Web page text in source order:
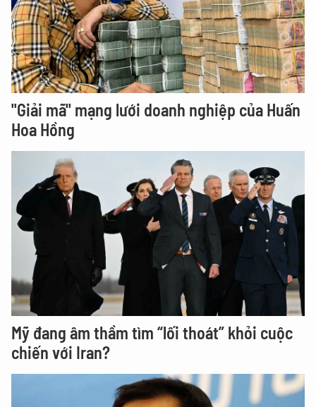
"Giải mã" mạng lưới doanh nghiệp của Huấn
Hoa Hồng
Mỹ đang âm thầm tìm “lối thoát” khỏi cuộc
chiến với Iran?